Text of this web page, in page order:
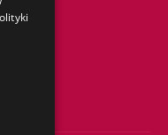
NAMI